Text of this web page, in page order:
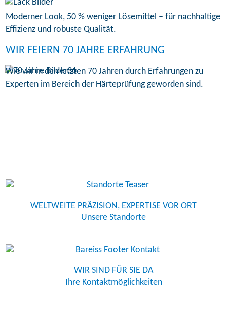
Moderner Look, 50 % weniger Lösemittel – für nachhaltige
Effizienz und robuste Qualität.
WIR FEIERN 70 JAHRE ERFAHRUNG
Wie wir in den letzten 70 Jahren durch Erfahrungen zu
Experten im Bereich der Härteprüfung geworden sind.
WELTWEITE PRÄZISION, EXPERTISE VOR ORT
Unsere Standorte
WIR SIND FÜR SIE DA
Ihre Kontaktmöglichkeiten